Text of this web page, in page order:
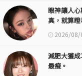
眼神讓人
真，就算
2026/08/
減肥大獲成
最瘦。